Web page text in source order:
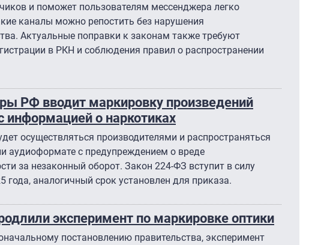
и поможет пользователям мессенджера легко
каналы можно репостить без нарушения
Актуальные поправки к законам также требуют
в РКН и соблюдения правил о распространении
РФ вводит маркировку произведений
информацией о наркотиках
осуществляться производителями и распространяться
аудиоформате с предупреждением о вреде
за незаконный оборот. Закон 224-ФЗ вступит в силу
года, аналогичный срок установлен для приказа.
эксперимент по маркировке оптики
постановлению правительства, эксперимент